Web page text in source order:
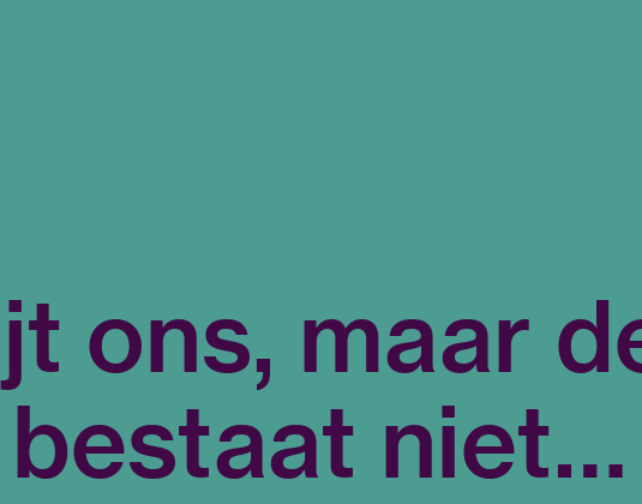
ons, maar
niet…